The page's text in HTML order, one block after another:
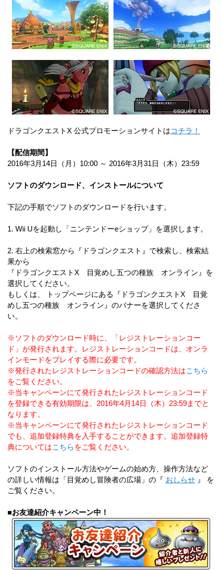
ドラゴンクエストX 公式プロモーションサイトはコチラ！
【配信期間】
2016年3月14日（月）10:00 ～ 2016年3月31日（木）23:59
ソフトのダウンロード、インストールについて
下記の手順でソフトのダウンロードを行います。
1. Wii Uを起動し「ニンテンドーeショップ」を選択します。
2. 右上の検索窓から『ドラゴンクエスト』で検索し、検索結
果から
『ドラゴンクエストX 目覚めし五つの種族 オンライン』を
選択してください。
もしくは、 トップページにある『ドラゴンクエストX 目覚
めし五つの種族 オンライン』のバナーを選択してくださ
い。
※ソフトのダウンロード時に、「レジストレーションコー
ド」が発行されます。レジストレーションコードは、オンラ
インモードをプレイする際に必要です。
※発行されたレジストレーションコードの確認方法はこちら
をご覧ください。
※当キャンペーンにて発行されたレジストレーションコード
を登録できる有効期限は、2016年4月14日（木）23:59までと
なります。
※当キャンペーンにて発行されたレジストレーションコード
でも、追加登録特典を入手することができます。追加登録特
典についてはこちら をご覧ください。
ソフトのインストール方法やゲームの始め方、操作方法など
の詳しい情報は「目覚めし冒険者の広場」の『 おしらせ 』 を
ご覧ください。
■お友達紹介キャンペーン中！